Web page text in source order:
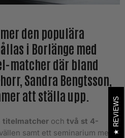
den populära
i Borlänge med
matcher där bland
Sandra Bengtsson,
att ställa upp.
titelmatcher och två st 4-
samt ett seminarium med
REVIEWS